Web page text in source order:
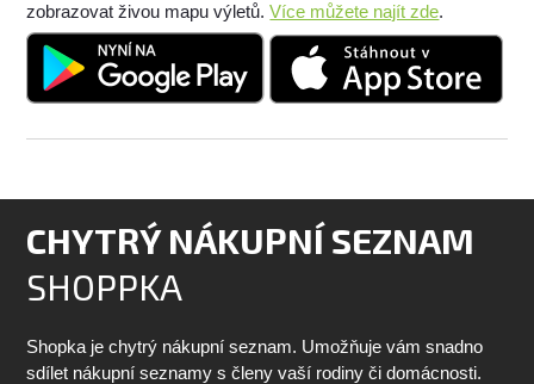
zobrazovat živou mapu výletů.Více můžete najít zde.
CHYTRÝ NÁKUPNÍ SEZNAM
SHOPPKA
Shopka je chytrý nákupní seznam. Umožňuje vám snadno
sdílet nákupní seznamy s členy vaší rodiny či domácnosti.